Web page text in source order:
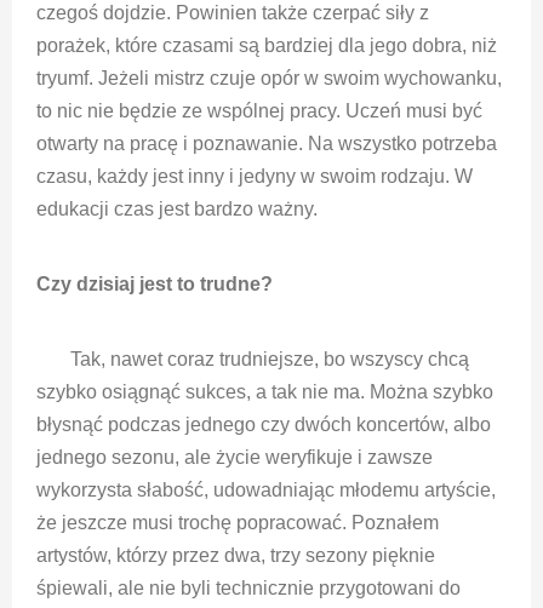
czegoś dojdzie. Powinien także czerpać siły z
porażek, które czasami są bardziej dla jego dobra, niż
tryumf. Jeżeli mistrz czuje opór w swoim wychowanku,
to nic nie będzie ze wspólnej pracy. Uczeń musi być
otwarty na pracę i poznawanie. Na wszystko potrzeba
czasu, każdy jest inny i jedyny w swoim rodzaju. W
edukacji czas jest bardzo ważny.
Czy dzisiaj jest to trudne?
Tak, nawet coraz trudniejsze, bo wszyscy chcą
szybko osiągnąć sukces, a tak nie ma. Można szybko
błysnąć podczas jednego czy dwóch koncertów, albo
jednego sezonu, ale życie weryfikuje i zawsze
wykorzysta słabość, udowadniając młodemu artyście,
że jeszcze musi trochę popracować. Poznałem
artystów, którzy przez dwa, trzy sezony pięknie
śpiewali, ale nie byli technicznie przygotowani do